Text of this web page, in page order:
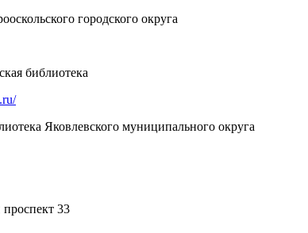
городского округа
библиотека
Яковлевского муниципального округа
проспект 33